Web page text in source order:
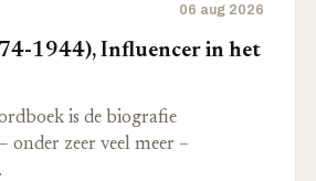
06 aug 2026
1944), Influencer in het
is de biografie
onder zeer veel meer –